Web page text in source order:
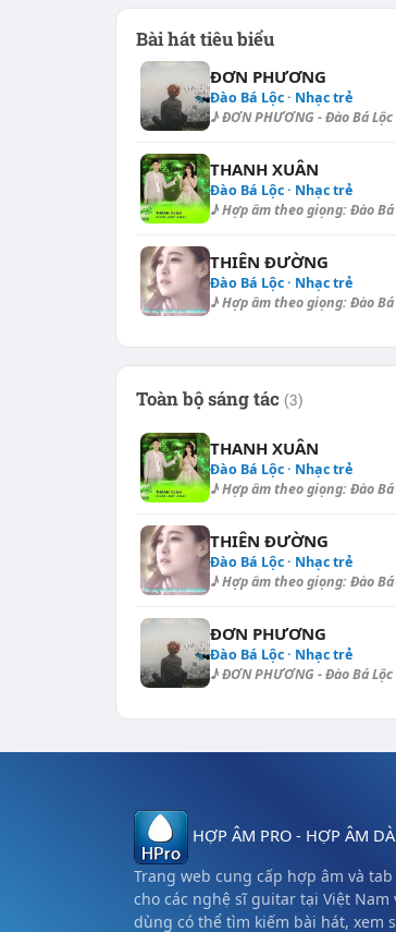
Bài hát tiêu biểu
ĐƠN PHƯƠNG
Đào Bá Lộc · Nhạc trẻ
♪ ĐƠN PHƯƠNG - Đào Bá
THANH XUÂN
Đào Bá Lộc · Nhạc trẻ
♪ Hợp âm theo giọng: Đào
THIÊN ĐƯỜNG
Đào Bá Lộc · Nhạc trẻ
♪ Hợp âm theo giọng: Đào
Toàn bộ sáng tác (3)
THANH XUÂN
Đào Bá Lộc · Nhạc trẻ
♪ Hợp âm theo giọng: Đào
THIÊN ĐƯỜNG
Đào Bá Lộc · Nhạc trẻ
♪ Hợp âm theo giọng: Đào
ĐƠN PHƯƠNG
Đào Bá Lộc · Nhạc trẻ
♪ ĐƠN PHƯƠNG - Đào Bá
HỢP ÂM PRO - HỢP ÂM
Trang web cung cấp hợp âm và
cho các nghệ sĩ guitar tại Việt
dùng có thể tìm kiếm bài hát, xem